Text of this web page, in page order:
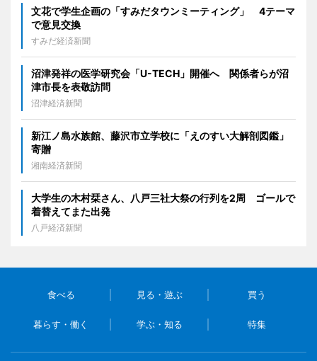
文花で学生企画の「すみだタウンミーティング」 4テーマ
で意見交換
すみだ経済新聞
沼津発祥の医学研究会「U-TECH」開催へ 関係者らが沼
津市長を表敬訪問
沼津経済新聞
新江ノ島水族館、藤沢市立学校に「えのすい大解剖図鑑」
寄贈
湘南経済新聞
大学生の木村栞さん、八戸三社大祭の行列を2周 ゴールで
着替えてまた出発
八戸経済新聞
食べる 見る・遊ぶ 買う
暮らす・働く 学ぶ・知る 特集